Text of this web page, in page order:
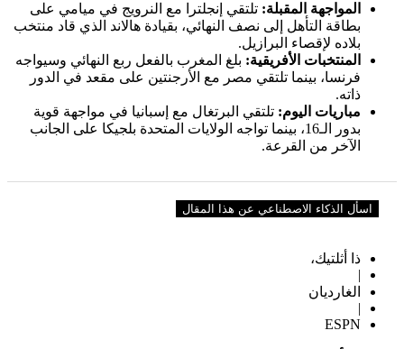
المواجهة المقبلة: تلتقي إنجلترا مع النرويج في ميامي على
بطاقة التأهل إلى نصف النهائي، بقيادة هالاند الذي قاد منتخب
بلاده لإقصاء البرازيل.
المنتخبات الأفريقية: بلغ المغرب بالفعل ربع النهائي وسيواجه
فرنسا، بينما تلتقي مصر مع الأرجنتين على مقعد في الدور
ذاته.
مباريات اليوم: تلتقي البرتغال مع إسبانيا في مواجهة قوية
بدور الـ16، بينما تواجه الولايات المتحدة بلجيكا على الجانب
الآخر من القرعة.
اسأل الذكاء الاصطناعي عن هذا المقال
ذا أثلتيك،
|
الغارديان
|
ESPN